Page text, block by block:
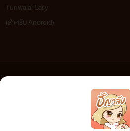
Tunwalai Easy
(สำหรับ Android)
เว็บไซต์แห่งนี้ไม่ได้เห็นด้วยและไม่ขอรับผิดชอบต่อข้อความใ
วิจารณญาณในการกลั่นกรองด้วยตนเอง และหากท่านพบข้อค
กรุณาแจ้งมาที่ tunwalai@ookbee.com เพื่อทีมงานจะได้ดำ
ลิขสิทธิ์ตามพระราชบัญญัติลิขสิทธิ์ (ฉบับเพิ่มเติม) พ.ศ.2558